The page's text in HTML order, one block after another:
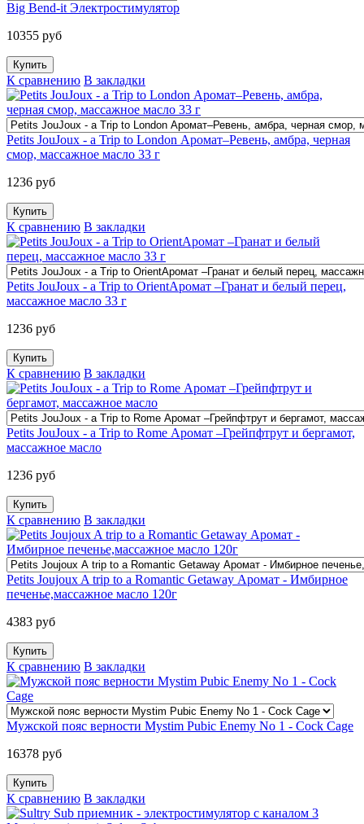
Big Bend-it Электростимулятор
10355 руб
К сравнению В закладки
Petits JouJoux - a Trip to London Аромат–Ревень, амбра, черная
смор, массажное масло 33 г
1236 руб
К сравнению В закладки
Petits JouJoux - a Trip to OrientАромат –Гранат и белый перец,
массажное масло 33 г
1236 руб
К сравнению В закладки
Petits JouJoux - a Trip to Rome Аромат –Грейпфтрут и бергамот,
массажное масло
1236 руб
К сравнению В закладки
Petits Joujoux A trip to a Romantic Getaway Аромат - Имбирное
печенье,массажное масло 120г
4383 руб
К сравнению В закладки
Мужской пояс верности Mystim Pubic Enemy No 1 - Cock Cage
16378 руб
К сравнению В закладки